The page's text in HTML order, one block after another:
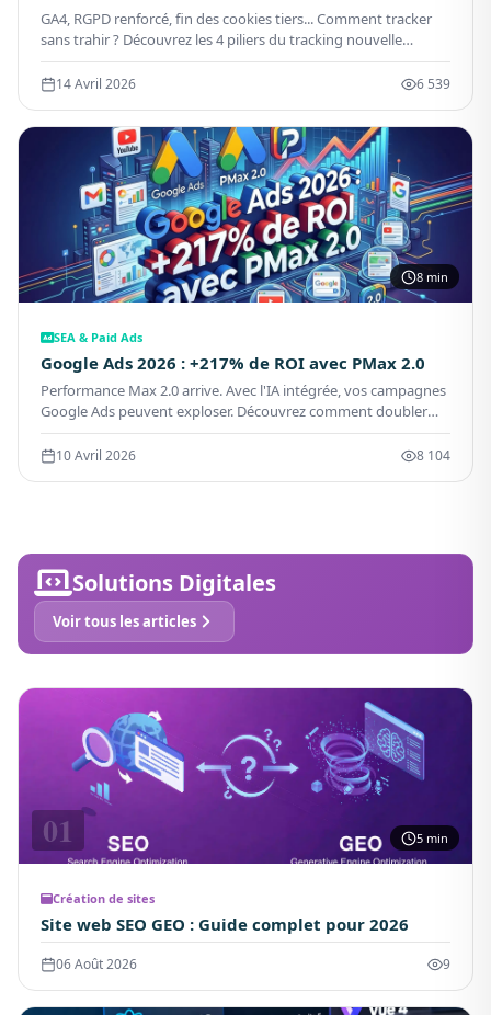
GA4, RGPD renforcé, fin des cookies tiers... Comment tracker
sans trahir ? Découvrez les 4 piliers du tracking nouvelle
génération.
14 Avril 2026 6 539
8 min
SEA & Paid Ads
Google Ads 2026 : +217% de ROI avec PMax 2.0
Performance Max 2.0 arrive. Avec l'IA intégrée, vos campagnes
Google Ads peuvent exploser. Découvrez comment doubler
votre ROI en 2026.
10 Avril 2026 8 104
Solutions Digitales
Voir tous les articles
5 min
01
Création de sites
Site web SEO GEO : Guide complet pour 2026
06 Août 2026 9